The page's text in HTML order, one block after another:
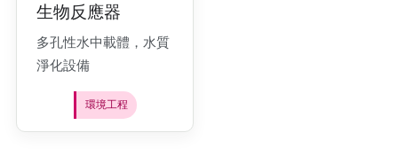
生物反應器
多孔性水中載體，水質
淨化設備
環境工程